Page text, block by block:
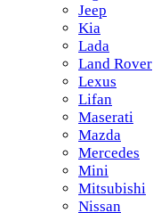
Jeep
Kia
Lada
Land Rover
Lexus
Lifan
Maserati
Mazda
Mercedes
Mini
Mitsubishi
Nissan